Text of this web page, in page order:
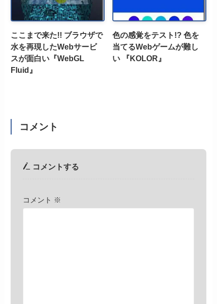
ここまで来た!! ブラウザで
水を再現したWebサービ
スが面白い『WebGL
Fluid』
色の感覚をテスト!? 色を
当てるWebゲームが難し
い 『KOLOR』
コメント
コメントする
コメント ※